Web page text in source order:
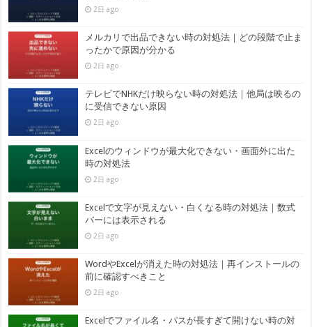
2日 ago
メルカリで出品できない時の対処法｜どの段階で止ま
ったかで原因が分かる
2日 ago
テレビでNHKだけ映らない時の対処法｜他局は映るの
に受信できない原因
2日 ago
Excelのウィンドウが最大化できない・画面外に出た
時の対処法
2日 ago
Excelで文字が見えない・白くなる時の対処法｜数式
バーには表示される
2日 ago
WordやExcelが消えた時の対処法｜再インストールの
前に確認すべきこと
2日 ago
Excelでファイル名・パスが長すぎて開けない時の対